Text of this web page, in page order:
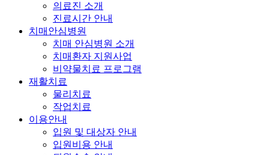
의료진 소개
진료시간 안내
치매안심병원
치매 안심병원 소개
치매환자 지원사업
비약물치료 프로그램
재활치료
물리치료
작업치료
이용안내
입원 및 대상자 안내
입원비용 안내